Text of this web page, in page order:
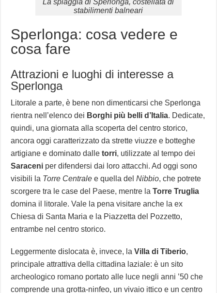
stabilimenti balneari
Sperlonga: cosa vedere e
cosa fare
Attrazioni e luoghi di interesse a
Sperlonga
Litorale a parte, è bene non dimenticarsi che Sperlonga
rientra nell’elenco dei Borghi più belli d’Italia. Dedicate,
quindi, una giornata alla scoperta del centro storico,
ancora oggi caratterizzato da strette viuzze e botteghe
artigiane e dominato dalletorri, utilizzate al tempo dei
Saraceni per difendersi dai loro attacchi. Ad oggi sono
visibili la Torre Centrale e quella delNibbio, che potrete
scorgere tra le case del Paese, mentre laTorre Truglia
domina il litorale. Vale la pena visitare anche la ex
Chiesa di Santa Maria e la Piazzetta del Pozzetto,
entrambe nel centro storico.
Leggermente dislocata è, invece, laVilla di Tiberio,
principale attrattiva della cittadina laziale: è un sito
archeologico romano portato alle luce negli anni ’50 che
comprende una grotta-ninfeo, un vivaio ittico e un centro